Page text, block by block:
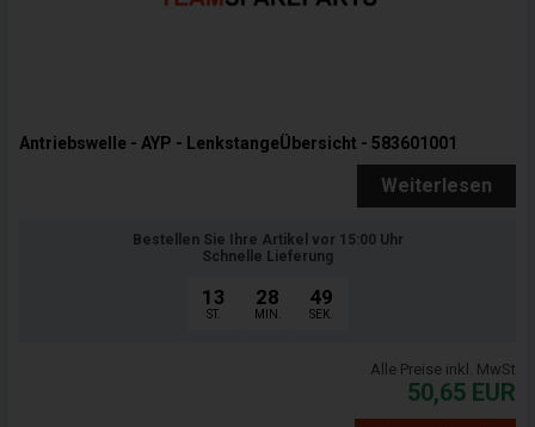
Antriebswelle - AYP - LenkstangeÜbersicht - 583601001
Weiterlesen
Bestellen Sie Ihre Artikel vor 15:00 Uhr
Schnelle Lieferung
13
ST.
28
MIN.
47
SEK.
Alle Preise inkl. MwSt
50,65 EUR